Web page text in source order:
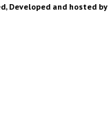
Developed and hosted by